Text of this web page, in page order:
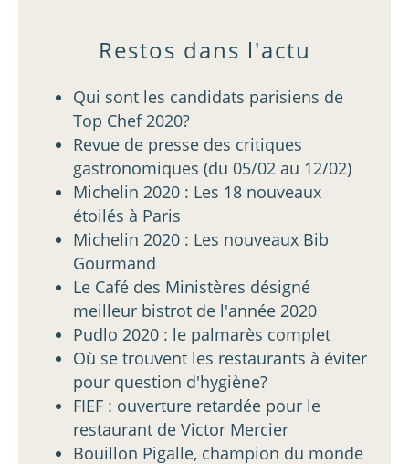
Restos dans l'actu
Qui sont les candidats parisiens de
Top Chef 2020?
Revue de presse des critiques
gastronomiques (du 05/02 au 12/02)
Michelin 2020 : Les 18 nouveaux
étoilés à Paris
Michelin 2020 : Les nouveaux Bib
Gourmand
Le Café des Ministères désigné
meilleur bistrot de l'année 2020
Pudlo 2020 : le palmarès complet
Où se trouvent les restaurants à éviter
pour question d'hygiène?
FIEF : ouverture retardée pour le
restaurant de Victor Mercier
Bouillon Pigalle, champion du monde